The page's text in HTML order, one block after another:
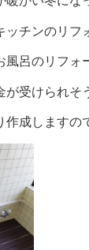
ッチンのリ
風呂のリフ
受けられそ
成しますの